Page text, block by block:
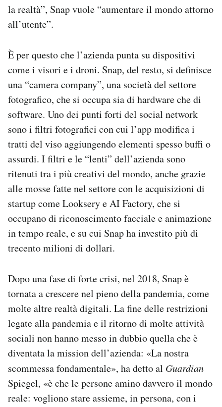
la realtà”, Snap vuole “aumentare il mondo attorno
all’utente”.
È per questo che l’azienda punta su dispositivi
come i visori e i droni. Snap, del resto, si definisce
una “camera company”, una società del settore
fotografico, che si occupa sia di hardware che di
software. Uno dei punti forti del social network
sono i filtri fotografici con cui l’app modifica i
tratti del viso aggiungendo elementi spesso buffi o
assurdi. I filtri e le “lenti” dell’azienda sono
ritenuti tra i più creativi del mondo, anche grazie
alle mosse fatte nel settore con le acquisizioni di
startup come Looksery e AI Factory, che si
occupano di riconoscimento facciale e animazione
in tempo reale, e su cui Snap ha investito più di
trecento milioni di dollari.
Dopo una fase di forte crisi, nel 2018, Snap è
tornata a crescere nel pieno della pandemia, come
molte altre realtà digitali. La fine delle restrizioni
legate alla pandemia e il ritorno di molte attività
sociali non hanno messo in dubbio quella che è
diventata la mission dell’azienda: «La nostra
scommessa fondamentale», ha detto al Guardian
Spiegel, «è che le persone amino davvero il mondo
reale: vogliono stare assieme, in persona, con i